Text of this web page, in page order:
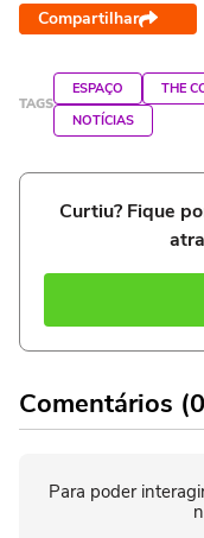
Compartilhar
TAGS
ESPAÇO THE
NOTÍCIAS
Curtiu? Fique
Comentários
Para poder